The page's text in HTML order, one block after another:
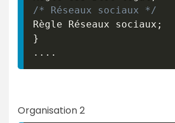
/* Réseaux sociaux */
Règle Réseaux sociaux ;
}
....
Organisation 2